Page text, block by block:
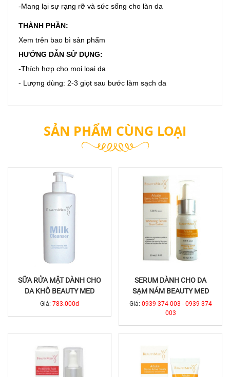
-Mang lại sự rạng rỡ và sức sống cho làn da
THÀNH PHẦN:
Xem trên bao bì sản phẩm
HƯỚNG DẪN SỬ DỤNG:
-Thích hợp cho mọi loại da
- Lượng dùng: 2-3 giọt sau bước làm sạch da
SẢN PHẨM CÙNG LOẠI
SỮA RỬA MẶT DÀNH CHO
DA KHÔ BEAUTY MED
Giá: 783.000đ
SERUM DÀNH CHO DA
SẠM NÁM BEAUTY MED
Giá: 0939 374 003 - 0939 374
003